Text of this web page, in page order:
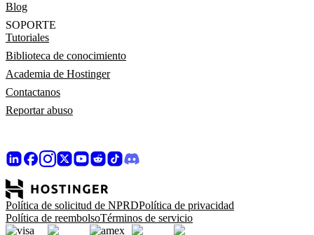
Blog
SOPORTE
Tutoriales
Biblioteca de conocimiento
Academia de Hostinger
Contactanos
Reportar abuso
Política de solicitud de NPRDPolítica de privacidad
Política de reembolsoTérminos de servicio